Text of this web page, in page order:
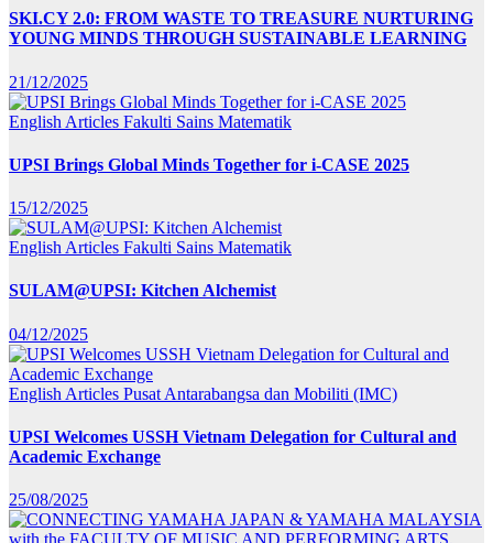
SKI.CY 2.0: FROM WASTE TO TREASURE NURTURING
YOUNG MINDS THROUGH SUSTAINABLE LEARNING
21/12/2025
English Articles Fakulti Sains Matematik
UPSI Brings Global Minds Together for i-CASE 2025
15/12/2025
English Articles Fakulti Sains Matematik
SULAM@UPSI: Kitchen Alchemist
04/12/2025
English Articles Pusat Antarabangsa dan Mobiliti (IMC)
UPSI Welcomes USSH Vietnam Delegation for Cultural and
Academic Exchange
25/08/2025